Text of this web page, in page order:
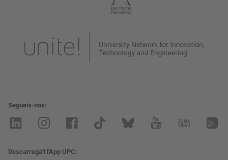
Segueix-nos
Descarrega't l'App UPC